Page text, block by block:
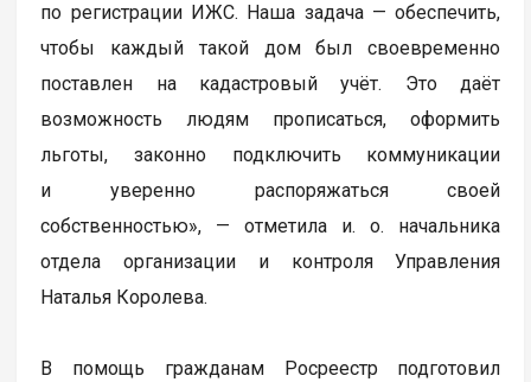
по регистрации ИЖС. Наша задача — обеспечить,
чтобы каждый такой дом был своевременно
поставлен на кадастровый учёт. Это даёт
возможность людям прописаться, оформить
льготы, законно подключить коммуникации
и уверенно распоряжаться своей
собственностью», — отметила и. о. начальника
отдела организации и контроля Управления
Наталья Королева.
В помощь гражданам Росреестр подготовил